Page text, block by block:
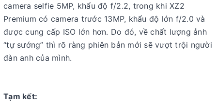
camera selfie 5MP, khẩu độ f/2.2, trong khi XZ2
Premium có camera trước 13MP, khẩu độ lớn f/2.0 và
được cung cấp ISO lớn hơn. Do đó, về chất lượng ảnh
“tự sướng” thì rõ ràng phiên bản mới sẽ vượt trội người
đàn anh của mình.
Tạm kết: